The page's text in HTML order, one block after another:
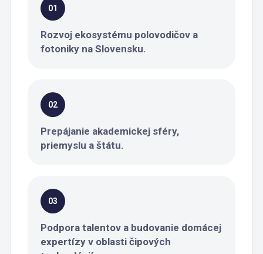
01
Rozvoj ekosystému polovodičov a
fotoniky na Slovensku.
02
Prepájanie akademickej sféry,
priemyslu a štátu.
03
Podpora talentov a budovanie domácej
expertízy v oblasti čipových